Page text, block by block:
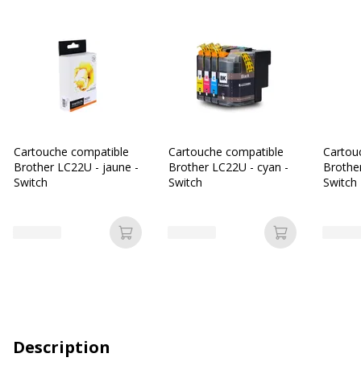
Cartouche compatible
Brother LC22U - jaune -
Switch
Ajouter au panier
Cartouche compatible
Brother LC22U - cyan -
Switch
Ajouter au
Switch
Description